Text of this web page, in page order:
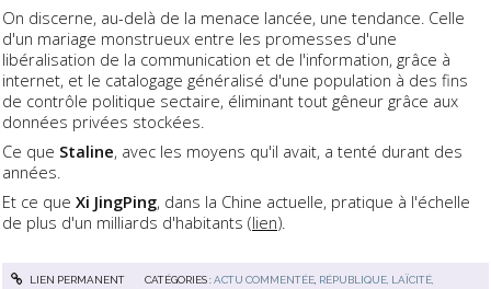
On discerne, au-delà de la menace lancée, une tendance. Celle
d'un mariage monstrueux entre les promesses d'une
libéralisation de la communication et de l'information, grâce à
internet, et le catalogage généralisé d'une population à des fins
de contrôle politique sectaire, éliminant tout gêneur grâce aux
données privées stockées.
Ce que Staline, avec les moyens qu'il avait, a tenté durant des
années.
Et ce que Xi JingPing, dans la Chine actuelle, pratique à l'échelle
de plus d'un milliards d'habitants (lien).
LIEN PERMANENT CATÉGORIES :ACTU COMMENTÉE, RÉPUBLIQUE, LAÏCITÉ,